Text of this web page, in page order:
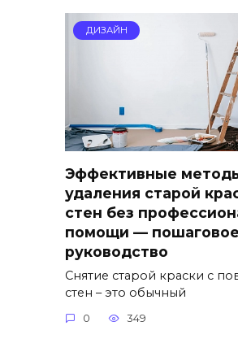
ДИЗАЙН
Эффективные
удаления старой
стен без
помощи — пошаговое
руководство
Снятие старой краски с
стен – это обычный
0 349